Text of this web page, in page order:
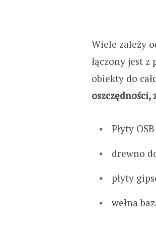
Wiele zależy
łączony jest z
obiekty do
Płyty
drewno
płyty
wełna